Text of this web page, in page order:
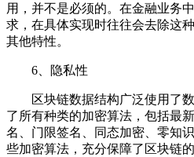
用，并不是必须的。在金融业务
求，在具体实现时往往会去除这
其他特性。
6、隐私性
区块链数据结构广泛使用了数
了所有种类的加密算法，包括最
名、门限签名、同态加密、零知
些加密算法，充分保障了区块链